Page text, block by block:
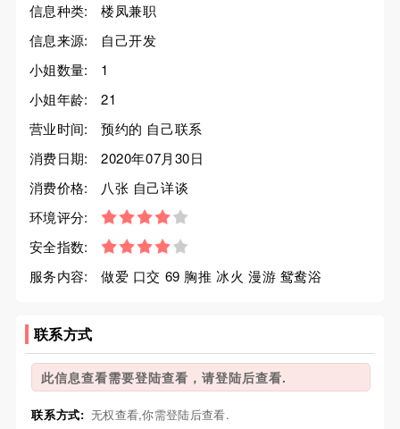
信息种类:
楼凤兼职
信息来源:
自己开发
小姐数量:
1
小姐年龄:
21
营业时间:
预约的 自己联系
消费日期:
2020年07月30日
消费价格:
八张 自己详谈
环境评分:
安全指数:
服务内容:
做爱 口交 69 胸推 冰火 漫游 鸳鸯浴
联系方式
此信息查看需要登陆查看，请登陆后查看.
联系方式: 无权查看,你需登陆后查看.